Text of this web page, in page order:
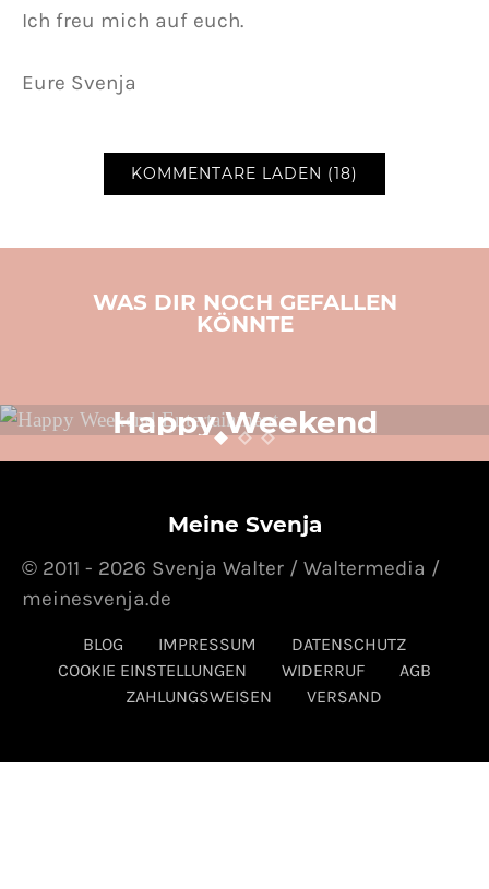
Ich freu mich auf euch.
Eure Svenja
KOMMENTARE LADEN (18)
WAS DIR NOCH GEFALLEN
KÖNNTE
Happy Weekend
Entertainment
Meine Svenja
BLOG IMPRESSUM
DATENSCHUTZ
COOKIE EINSTELLUNGEN
WIDERRUF
AGB
ZAHLUNGSWEISEN
VERSAND
© 2011 - 2026 Svenja Walter / Waltermedia /
meinesvenja.de